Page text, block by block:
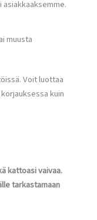
muusta
Voit luottaa
kuin
kattoasi vaivaa.
tarkastamaan